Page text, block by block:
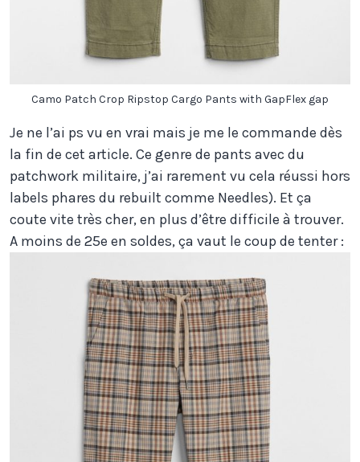
Camo Patch Crop Ripstop Cargo Pants with GapFlex gap
Je ne l’ai ps vu en vrai mais je me le commande dès
la fin de cet article. Ce genre de pants avec du
patchwork militaire, j’ai rarement vu cela réussi hors
labels phares du rebuilt comme Needles). Et ça
coute vite très cher, en plus d’être difficile à trouver.
A moins de 25e en soldes, ça vaut le coup de tenter :